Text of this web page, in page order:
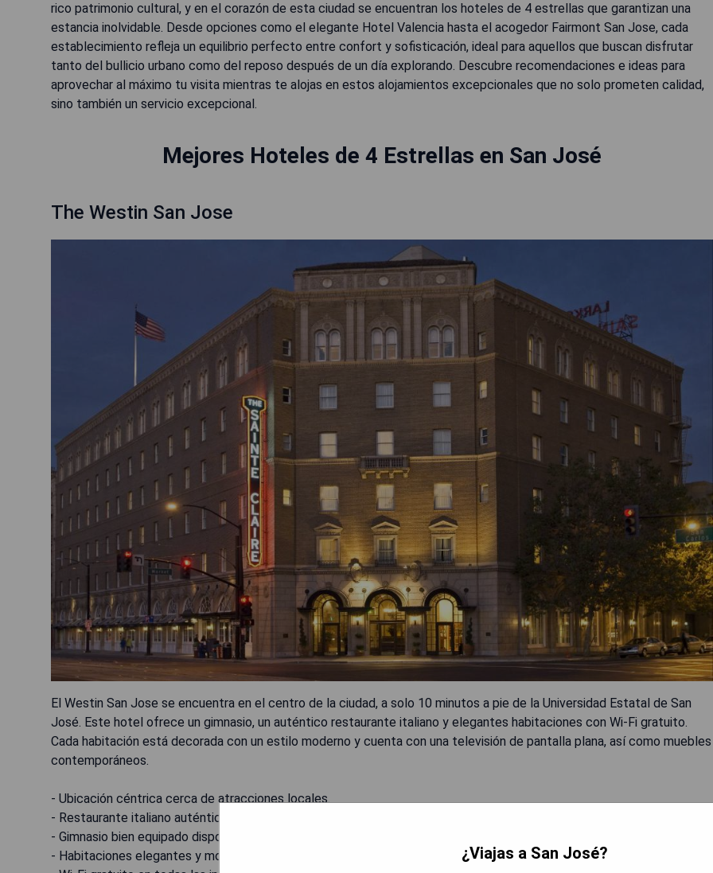
rico patrimonio cultural, y en el corazón de esta ciudad se encuentran los hoteles de 4 estrellas que garantizan una
estancia inolvidable. Desde opciones como el elegante Hotel Valencia hasta el acogedor Fairmont San Jose, cada
establecimiento refleja un equilibrio perfecto entre confort y sofisticación, ideal para aquellos que buscan disfrutar
tanto del bullicio urbano como del reposo después de un día explorando. Descubre recomendaciones e ideas para
aprovechar al máximo tu visita mientras te alojas en estos alojamientos excepcionales que no solo prometen calidad,
sino también un servicio excepcional.
Mejores Hoteles de 4 Estrellas en San José
The Westin San Jose
El Westin San Jose se encuentra en el centro de la ciudad, a solo 10 minutos a pie de la Universidad Estatal de San
José. Este hotel ofrece un gimnasio, un auténtico restaurante italiano y elegantes habitaciones con Wi-Fi gratuito.
Cada habitación está decorada con un estilo moderno y cuenta con una televisión de pantalla plana, así como muebles
contemporáneos.
- Ubicación céntrica cerca de atracciones locales.
- Restaurante italiano auténtico en el lugar.
- Gimnasio bien equipado disponible para los huéspedes.
- Habitaciones elegantes y modernas con comodidades actuales.
¿Viajas a San José?